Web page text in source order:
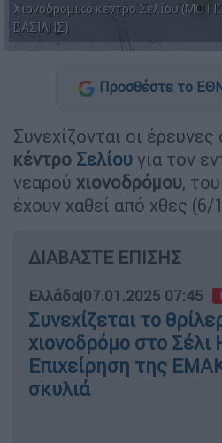
Χιονοδρομικό κέντρο Σελίου
ΒΑΣΙΛΗΣ)
Προσθέστε το
Συνεχίζονται οι έρευνες
κέντρο Σελίου για τον
νεαρού χιονοδρόμου,
έχουν χαθεί από χθες (6/
ΔΙΑΒΑΣΤΕ ΕΠΙΣΗΣ
Ελλάδα|07.01.2025 07:45
Συνεχίζεται το
χιονοδρόμο στο Σέλι
Επιχείρηση της
σκυλιά